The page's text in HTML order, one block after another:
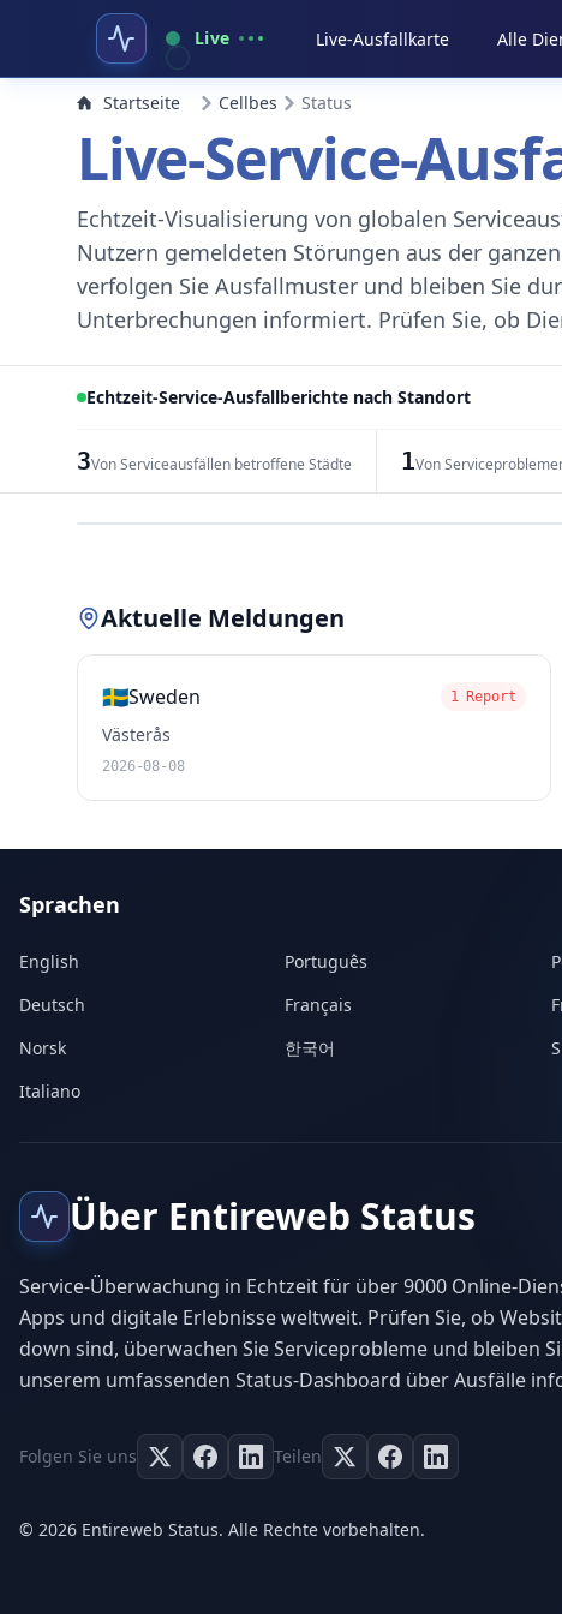
Live Live-Ausfallkarte Alle
Startseite Cellbes Status
Live-Service-
Echtzeit-Visualisierung von globalen
Nutzern gemeldeten Störungen aus der
verfolgen Sie Ausfallmuster und bleiben Sie
Unterbrechungen informiert. Prüfen Sie, ob
Echtzeit-Service-Ausfallberichte nach Standort
3Von Serviceausfällen betroffene Städte 1Von
Aktuelle Meldungen
🇸🇪Sweden 1 Report
Västerås
2026-08-08
Sprachen
English Português
Deutsch
Français
Norsk
한국어
Italiano
Über Entireweb Status
Service-Überwachung in Echtzeit für über 9000 Online-
Apps und digitale Erlebnisse weltweit. Prüfen Sie, ob
down sind, überwachen Sie Serviceprobleme und bleiben
unserem umfassenden Status-Dashboard über Ausfälle
Folgen Sie uns Teilen
© 2026 Entireweb Status. Alle Rechte vorbehalten.